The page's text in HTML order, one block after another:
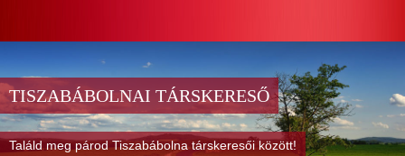
TISZABÁBOLNAI TÁRSKERESŐ
Találd meg párod Tiszabábolna társkeresői között!